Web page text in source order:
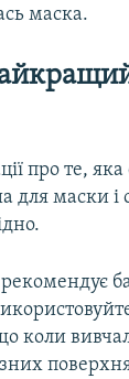
маска.
про те,
для маски і
коли